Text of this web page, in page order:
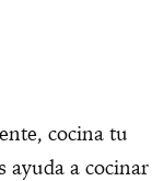
cocina tu
ayuda a cocinar